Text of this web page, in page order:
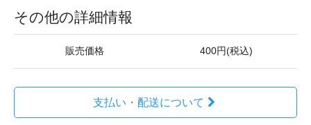
その他の詳細情報
販売価格 400円(税込)
支払い・配送について